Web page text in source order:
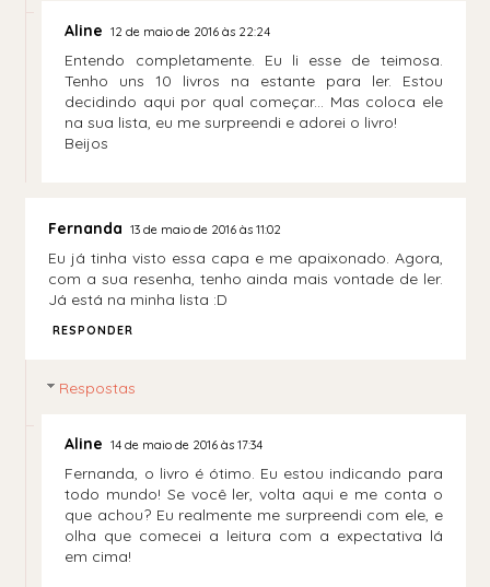
Aline 12 de maio de 2016 às 22:24
Entendo completamente. Eu li esse de teimosa.
Tenho uns 10 livros na estante para ler. Estou
decidindo aqui por qual começar... Mas coloca ele
na sua lista, eu me surpreendi e adorei o livro!
Beijos
Fernanda 13 de maio de 2016 às 11:02
Eu já tinha visto essa capa e me apaixonado. Agora,
com a sua resenha, tenho ainda mais vontade de ler.
Já está na minha lista :D
RESPONDER
Respostas
Aline 14 de maio de 2016 às 17:34
Fernanda, o livro é ótimo. Eu estou indicando para
todo mundo! Se você ler, volta aqui e me conta o
que achou? Eu realmente me surpreendi com ele, e
olha que comecei a leitura com a expectativa lá
em cima!